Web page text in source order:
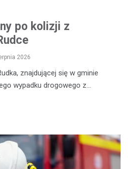
po kolizji z
2026
znajdującej się w gminie
wypadku drogowego z…